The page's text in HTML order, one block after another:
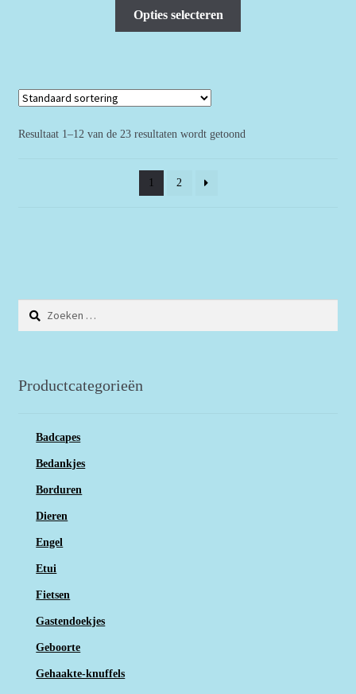
Opties selecteren
Resultaat 1–12 van de 23 resultaten wordt getoond
1 2
Zoeken
naar:
Productcategorieën
Badcapes
Bedankjes
Borduren
Dieren
Engel
Etui
Fietsen
Gastendoekjes
Geboorte
Gehaakte-knuffels